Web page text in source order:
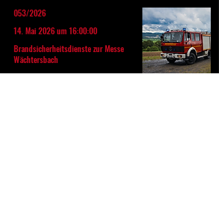
053/2026
14. Mai 2026 um 16:00:00
Brandsicherheitsdienste zur Messe
Wächtersbach
Wächtersbach, Main-Kinzig-Straße